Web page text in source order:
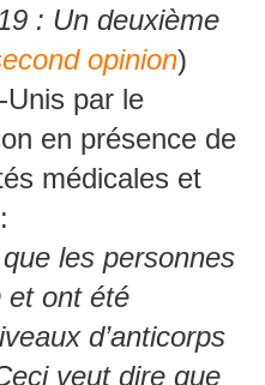
: Un deuxième
opinion)
par le
en présence de
médicales et
les personnes
et ont été
d’anticorps
veut dire que